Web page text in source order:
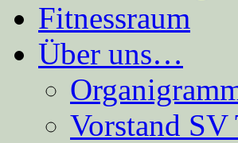
Fitnessraum
Über uns…
Vorstand